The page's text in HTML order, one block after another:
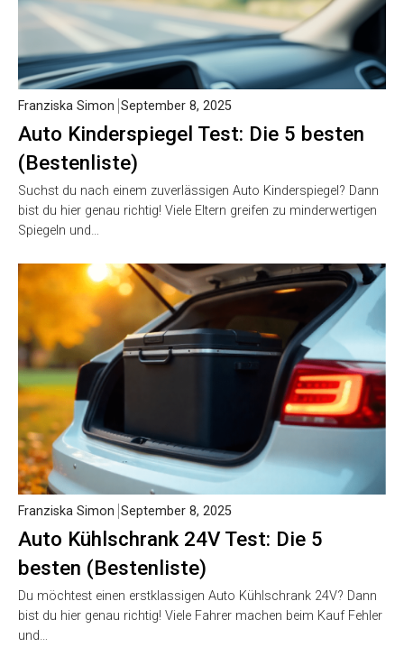
Auto Kinderspiegel Test: Die 5 besten
(Bestenliste)
Franziska Simon September 8, 2025
Suchst du nach einem zuverlässigen Auto Kinderspiegel? Dann
bist du hier genau richtig! Viele Eltern greifen zu minderwertigen
Spiegeln und…
Auto Kühlschrank 24V Test: Die 5
besten (Bestenliste)
Franziska Simon September 8, 2025
Du möchtest einen erstklassigen Auto Kühlschrank 24V? Dann
bist du hier genau richtig! Viele Fahrer machen beim Kauf Fehler
und…